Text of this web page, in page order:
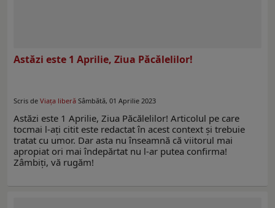
Astăzi este 1 Aprilie, Ziua Păcălelilor!
Scris de Viaţa liberă Sâmbătă, 01 Aprilie 2023
Astăzi este 1 Aprilie, Ziua Păcălelilor! Articolul pe care
tocmai l-ați citit este redactat în acest context şi trebuie
tratat cu umor. Dar asta nu înseamnă că viitorul mai
apropiat ori mai îndepărtat nu l-ar putea confirma!
Zâmbiţi, vă rugăm!